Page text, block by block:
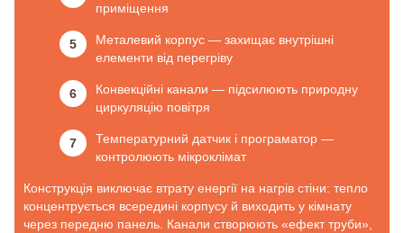
приміщення
Металевий корпус — захищає внутрішні
елементи від перегріву
Конвекційні канали — підсилюють природну
циркуляцію повітря
Температурний датчик і програматор —
контролюють мікроклімат
Конструкція виключає втрату енергії на нагрів стіни: тепло
концентрується всередині корпусу й виходить у кімнату
через передню панель. Канали створюють «ефект труби»,